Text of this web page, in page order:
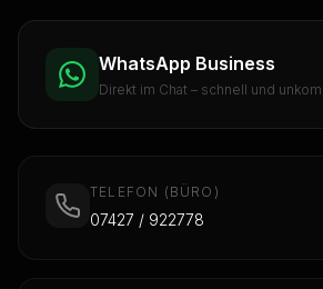
WhatsApp Business
Direkt im Chat – schnell und
TELEFON (BÜRO)
07427 / 922778